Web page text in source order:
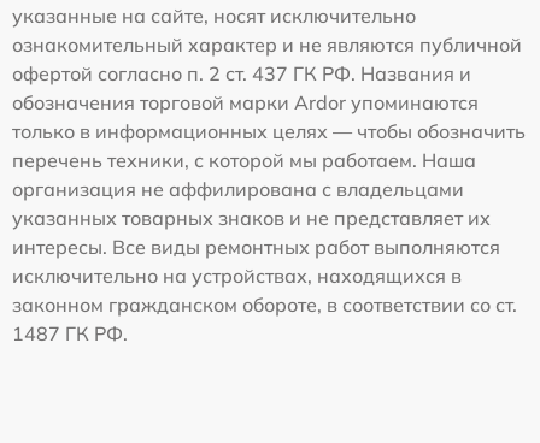
указанные на сайте, носят исключительно
ознакомительный характер и не являются публичной
офертой согласно п. 2 ст. 437 ГК РФ. Названия и
обозначения торговой марки Ardor упоминаются
только в информационных целях — чтобы обозначить
перечень техники, с которой мы работаем. Наша
организация не аффилирована с владельцами
указанных товарных знаков и не представляет их
интересы. Все виды ремонтных работ выполняются
исключительно на устройствах, находящихся в
законном гражданском обороте, в соответствии со ст.
1487 ГК РФ.